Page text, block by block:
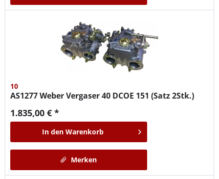
10
AS1277Weber Vergaser 40 DCOE 151 (Satz 2Stk.)
1.835,00 € *
In den Warenkorb
Merken